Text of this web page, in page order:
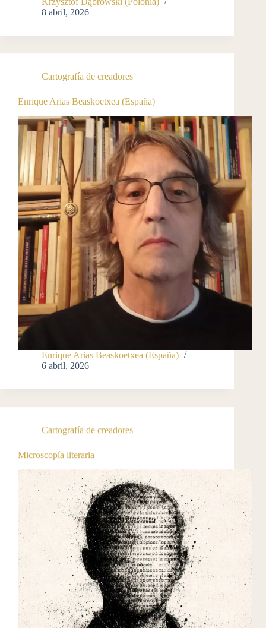
8 abril, 2026
Cartografía de creadores
Enrique Arias Beaskoetxea (España)
Enrique Arias Beaskoetxea (España)
6 abril, 2026
Cartografía de creadores
Microscopía literaria